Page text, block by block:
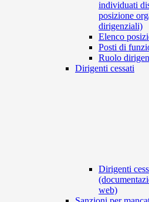
individuati
posizione
dirigenziali)
Elenco
Posti di
Ruolo
Dirigenti cessati
Dirigenti
web)